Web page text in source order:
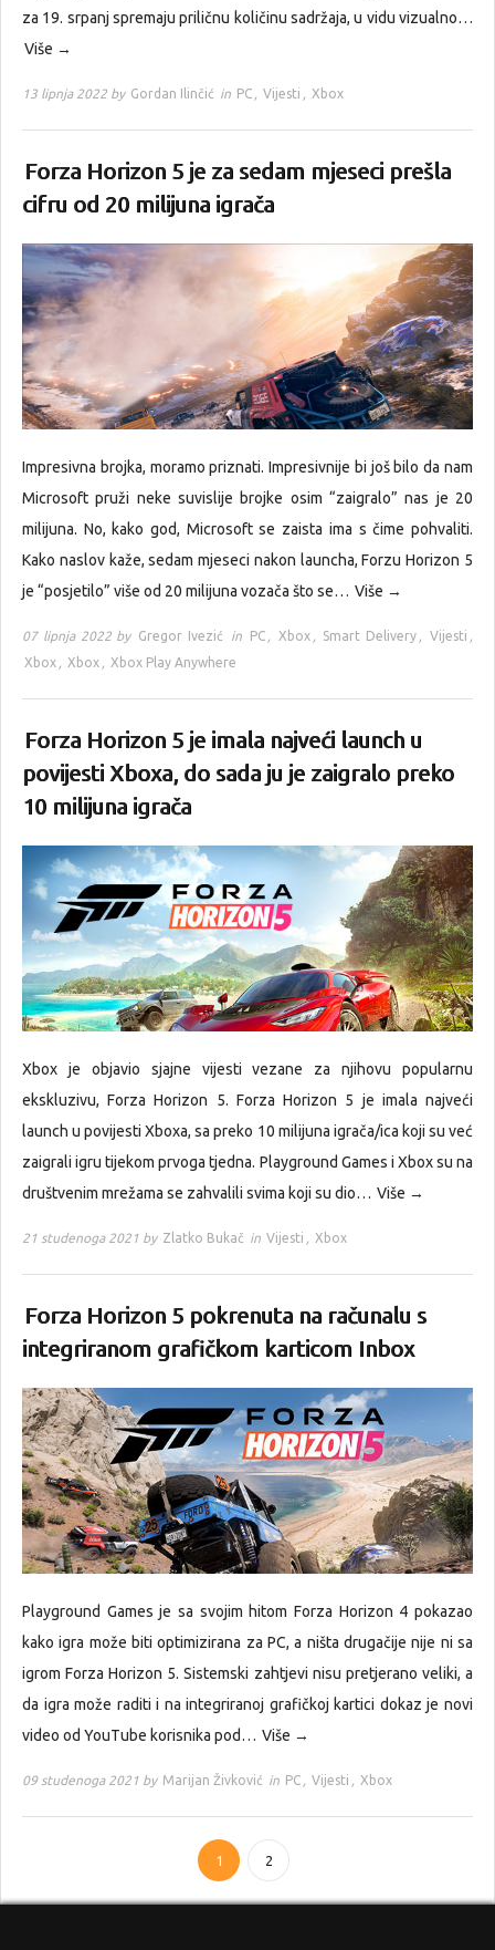
za 19. srpanj spremaju priličnu količinu sadržaja, u vidu vizualno…
Više →
13 lipnja 2022 by Gordan Ilinčić in PC , Vijesti , Xbox
Forza Horizon 5 je za sedam mjeseci prešla
cifru od 20 milijuna igrača
Impresivna brojka, moramo priznati. Impresivnije bi još bilo da nam
Microsoft pruži neke suvislije brojke osim “zaigralo” nas je 20
milijuna. No, kako god, Microsoft se zaista ima s čime pohvaliti.
Kako naslov kaže, sedam mjeseci nakon launcha, Forzu Horizon 5
je “posjetilo” više od 20 milijuna vozača što se… Više →
07 lipnja 2022 by Gregor Ivezić in PC , Xbox , Smart Delivery , Vijesti ,
Xbox , Xbox , Xbox Play Anywhere
Forza Horizon 5 je imala najveći launch u
povijesti Xboxa, do sada ju je zaigralo preko
10 milijuna igrača
Xbox je objavio sjajne vijesti vezane za njihovu popularnu
ekskluzivu, Forza Horizon 5. Forza Horizon 5 je imala najveći
launch u povijesti Xboxa, sa preko 10 milijuna igrača/ica koji su već
zaigrali igru tijekom prvoga tjedna. Playground Games i Xbox su na
društvenim mrežama se zahvalili svima koji su dio… Više →
21 studenoga 2021 by Zlatko Bukač in Vijesti , Xbox
Forza Horizon 5 pokrenuta na računalu s
integriranom grafičkom karticom Inbox
Playground Games je sa svojim hitom Forza Horizon 4 pokazao
kako igra može biti optimizirana za PC, a ništa drugačije nije ni sa
igrom Forza Horizon 5. Sistemski zahtjevi nisu pretjerano veliki, a
da igra može raditi i na integriranoj grafičkoj kartici dokaz je novi
video od YouTube korisnika pod… Više →
09 studenoga 2021 by Marijan Živković in PC , Vijesti , Xbox
1 2